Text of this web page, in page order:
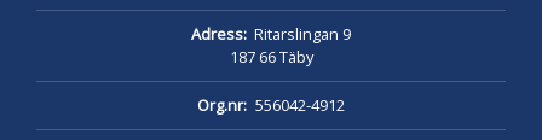
Adress: Ritarslingan 9
187 66 Täby
Org.nr: 556042-4912